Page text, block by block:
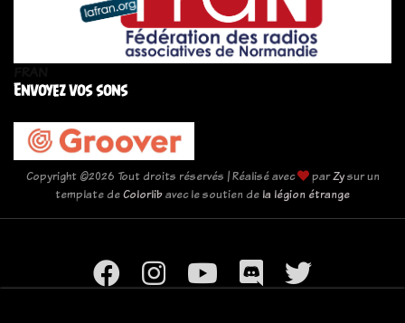
Envoyez vos sons
Copyright ©2026 Tout droits réservés | Réalisé avec parZysur un
template deColorlibavec le soutien de la légion étrange